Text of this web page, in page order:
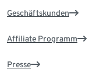
Geschäftskunden
Affiliate Programm
Presse